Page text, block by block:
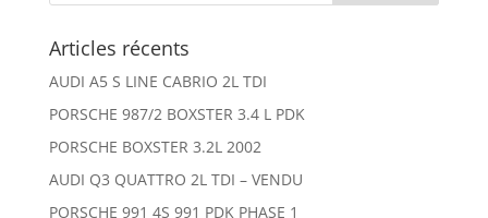
Articles récents
AUDI A5 S LINE CABRIO 2L TDI
PORSCHE 987/2 BOXSTER 3.4 L PDK
PORSCHE BOXSTER 3.2L 2002
AUDI Q3 QUATTRO 2L TDI – VENDU
PORSCHE 991 4S 991 PDK PHASE 1